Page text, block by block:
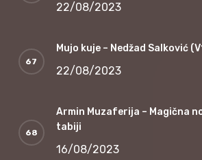
22/08/2023
Mujo kuje – Nedžad Salković
22/08/2023
Armin Muzaferija – Magična
tabiji
16/08/2023